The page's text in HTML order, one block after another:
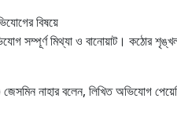
বিষয়ে
সম্পূর্ণ মিথ্যা ও বানোয়াট। কঠোর
নাহার বলেন, লিখিত অভিযোগ